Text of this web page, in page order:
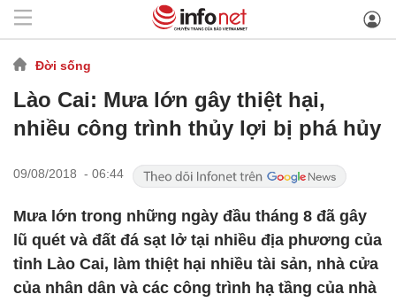
Đời sống
Lào Cai: Mưa lớn gây thiệt hại,
nhiều công trình thủy lợi bị phá hủy
09/08/2018 - 06:44
Mưa lớn trong những ngày đầu tháng 8 đã gây
lũ quét và đất đá sạt lở tại nhiều địa phương của
tỉnh Lào Cai, làm thiệt hại nhiều tài sản, nhà cửa
của nhân dân và các công trình hạ tầng của nhà